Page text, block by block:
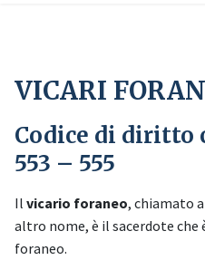
VICARI
Codice di diritto
553 – 555
Il vicario foraneo, chiamato
altro nome, è il sacerdote
foraneo.